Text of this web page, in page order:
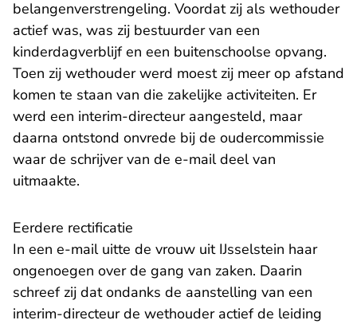
belangenverstrengeling. Voordat zij als wethouder
actief was, was zij bestuurder van een
kinderdagverblijf en een buitenschoolse opvang.
Toen zij wethouder werd moest zij meer op afstand
komen te staan van die zakelijke activiteiten. Er
werd een interim-directeur aangesteld, maar
daarna ontstond onvrede bij de oudercommissie
waar de schrijver van de e-mail deel van
uitmaakte.
Eerdere rectificatie
In een e-mail uitte de vrouw uit IJsselstein haar
ongenoegen over de gang van zaken. Daarin
schreef zij dat ondanks de aanstelling van een
interim-directeur de wethouder actief de leiding